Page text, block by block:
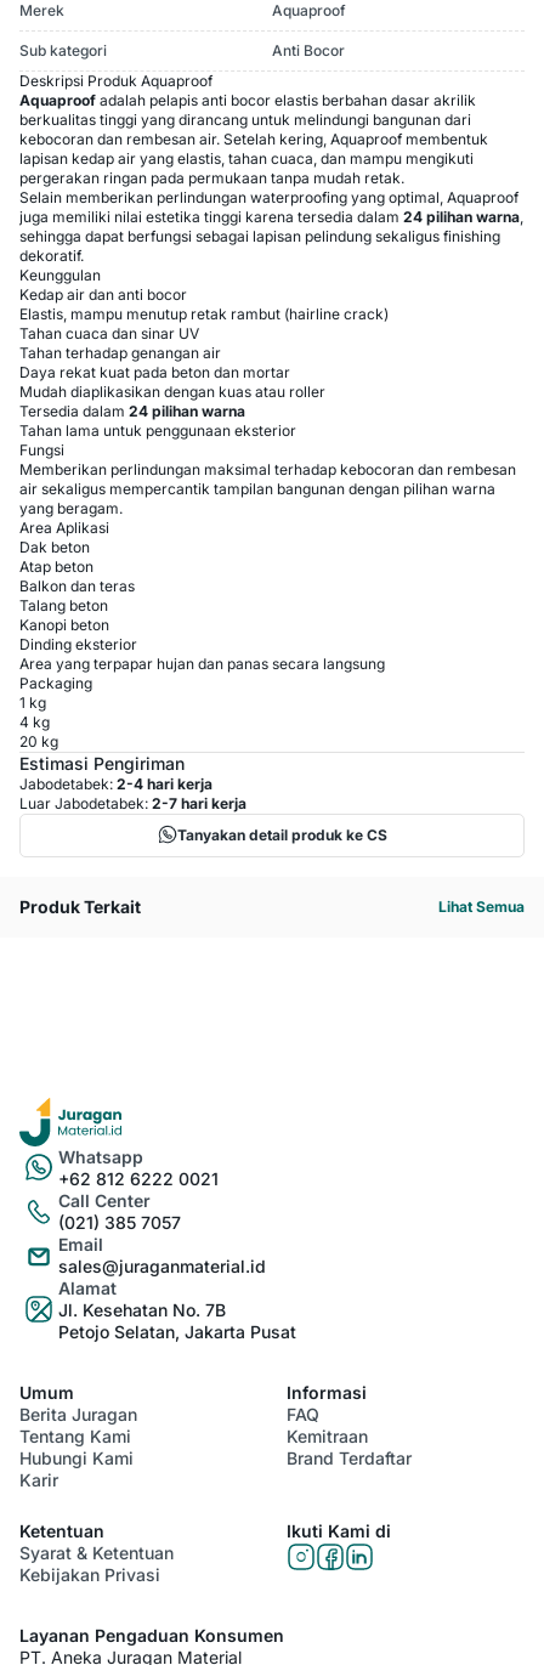
Merek Aquaproof
Sub kategori
Anti Bocor
Deskripsi Produk Aquaproof
Aquaproof adalah pelapis anti bocor elastis berbahan dasar akrilik
berkualitas tinggi yang dirancang untuk melindungi bangunan dari
kebocoran dan rembesan air. Setelah kering, Aquaproof membentuk
lapisan kedap air yang elastis, tahan cuaca, dan mampu mengikuti
pergerakan ringan pada permukaan tanpa mudah retak.
Selain memberikan perlindungan waterproofing yang optimal, Aquaproof
juga memiliki nilai estetika tinggi karena tersedia dalam 24 pilihan warna,
sehingga dapat berfungsi sebagai lapisan pelindung sekaligus finishing
dekoratif.
Keunggulan
Kedap air dan anti bocor
Elastis, mampu menutup retak rambut (hairline crack)
Tahan cuaca dan sinar UV
Tahan terhadap genangan air
Daya rekat kuat pada beton dan mortar
Mudah diaplikasikan dengan kuas atau roller
Tersedia dalam 24 pilihan warna
Tahan lama untuk penggunaan eksterior
Fungsi
Memberikan perlindungan maksimal terhadap kebocoran dan rembesan
air sekaligus mempercantik tampilan bangunan dengan pilihan warna
yang beragam.
Area Aplikasi
Dak beton
Atap beton
Balkon dan teras
Talang beton
Kanopi beton
Dinding eksterior
Area yang terpapar hujan dan panas secara langsung
Packaging
1 kg
4 kg
20 kg
Estimasi Pengiriman
Jabodetabek: 2-4 hari kerja
Luar Jabodetabek: 2-7 hari kerja
Tanyakan detail produk ke CS
Produk Terkait Lihat Semua
Whatsapp
+62 812 6222 0021
Call Center
(021) 385 7057
Email
sales@juraganmaterial.id
Alamat
Jl. Kesehatan No. 7B
Petojo Selatan, Jakarta Pusat
Umum
Berita Juragan
Tentang Kami
Hubungi Kami
Karir
Informasi
FAQ
Kemitraan
Brand Terdaftar
Ketentuan
Syarat & Ketentuan
Kebijakan Privasi
Ikuti Kami di
Layanan Pengaduan Konsumen
PT. Aneka Juragan Material